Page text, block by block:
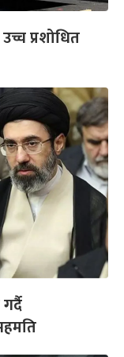
प्रशोधित